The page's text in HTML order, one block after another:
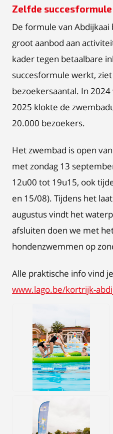
Zelfde succesformule
De formule van
groot aanbod aan
kader tegen betaalbare
succesformule werkt,
bezoekersaantal. In
2025 klokte de
20.000 bezoekers.
Het zwembad is open
met zondag 13
12u00 tot 19u15, ook
en 15/08). Tijdens het
augustus vindt het
afsluiten doen we met
hondenzwemmen op
Alle praktische info vind
www.lago.be/kortrijk-
JPG